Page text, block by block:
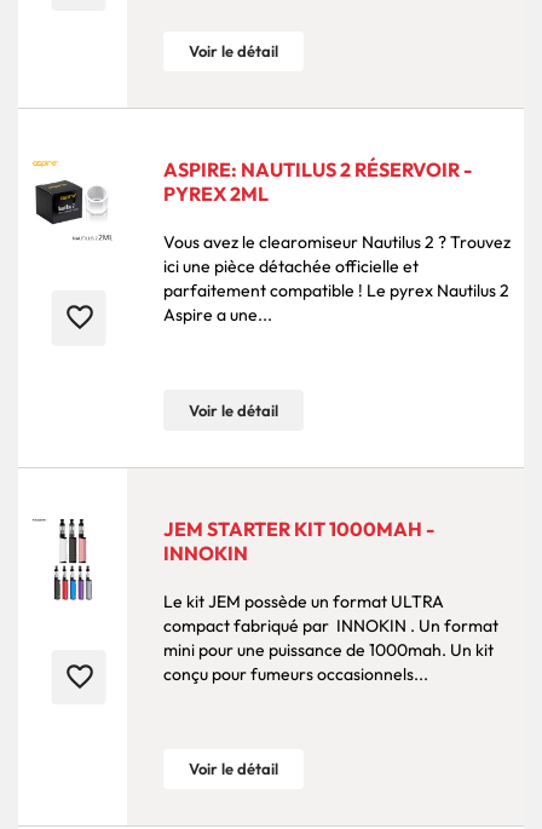
Voir le détail
favorite_border
ASPIRE: NAUTILUS 2 RÉSERVOIR -
PYREX 2ML
Vous avez le clearomiseur Nautilus 2 ? Trouvez
ici une pièce détachée officielle et
parfaitement compatible ! Le pyrex Nautilus 2
Aspire a une...
Voir le détail
favorite_border
JEM STARTER KIT 1000MAH -
INNOKIN
Le kit JEM possède un format ULTRA
compact fabriqué par INNOKIN . Un format
mini pour une puissance de 1000mah. Un kit
conçu pour fumeurs occasionnels...
Voir le détail